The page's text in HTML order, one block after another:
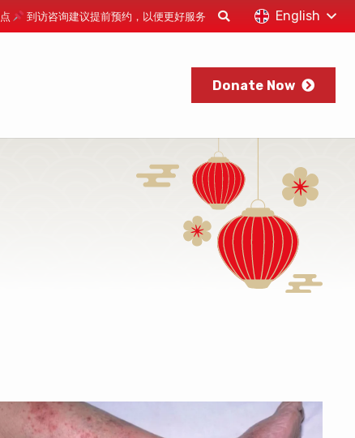
到访咨询建议提前预约，以便更好服务 English
Donate Now